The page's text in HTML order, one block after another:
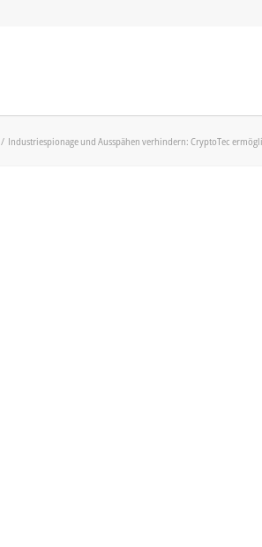
/ Industriespionage und Ausspähen verhindern: CryptoTec